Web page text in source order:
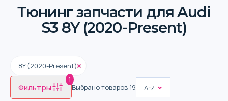
Тюнинг запчасти для Audi
S3 8Y (2020-Present)
8Y (2020-Present)
Фильтры
1
Выбрано товаров 19 A-Z